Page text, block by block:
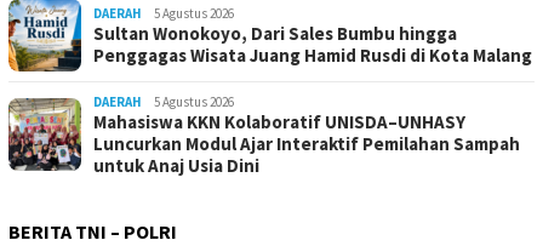
DAERAH 5 Agustus 2026
Sultan Wonokoyo, Dari Sales Bumbu hingga
Penggagas Wisata Juang Hamid Rusdi di Kota Malang
DAERAH 5 Agustus 2026
Mahasiswa KKN Kolaboratif UNISDA–UNHASY
Luncurkan Modul Ajar Interaktif Pemilahan Sampah
untuk Anaj Usia Dini
BERITA TNI – POLRI